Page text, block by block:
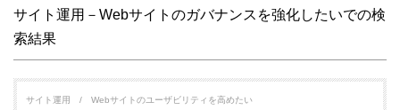
サイト運用－Webサイトのガバナンスを強化したいでの検
索結果
サイト運用 Webサイトのユーザビリティを高めたい